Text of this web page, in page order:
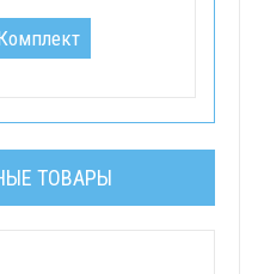
ТОВАРЫ